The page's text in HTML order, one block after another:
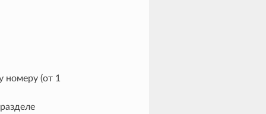
номеру (от 1